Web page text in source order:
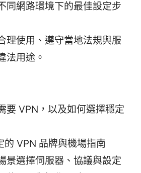
同網路環境下的最佳設定步
理使用、遵守當地法規與服
法用途。
要 VPN，以及如何選擇穩定
VPN 品牌與機場指南
景選擇伺服器、協議與設定